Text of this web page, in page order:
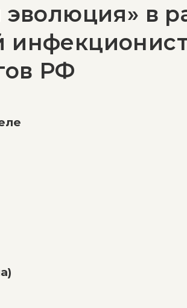
эволюция» в
РФ